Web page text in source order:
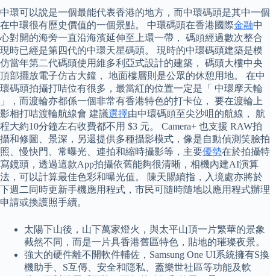
中環可以說是一個最能代表香港的地方，而中環碼頭是其中一個
在中環很有歷史價值的一個景點。 中環碼頭在香港國際金融中
心對開的海旁一直沿海濱延伸至上環一帶， 碼頭經過數次整合
現時已經是第四代的中環天星碼頭。 現時的中環碼頭建築是模
仿當年第二代碼頭使用維多利亞式設計的建築， 碼頭大樓中央
頂部擺放電子仿古大鐘， 地面樓層則是公眾的休憩用地。 在中
環碼頭拍攝打咭位有很多，最當紅的位置一定是「 中環摩天輪
」，而渡輪亦都係一個非常有香港特色的打卡位， 要在渡輪上
影相打咭渡輪航線會 建議選擇由中環碼頭至尖沙咀的航線， 航
程大約10分鐘左右收費都不用 $3 元。 Camera+ 也支援 RAW拍
攝和修圖、景深，另還提供多種攝影模式，像是自動偵測笑臉拍
照、慢快門、常曝光、連拍和縮時攝影等，主要優勢在於拍攝特
寫鏡頭，透過這款App拍攝依舊能夠很清晰，相機內建AI演算
法，可以計算最佳色彩和曝光值。 陳天賜續指，入境處亦將於
下週二同時更新手機應用程式，市民可隨時隨地以應用程式辦理
申請或換護照手續。
太陽下山後，山下萬家燈火，與太平山頂一片繁華的景象
截然不同，而是一片具香港舊區特色，貼地的璀璨夜景。
強大的硬件離不開軟件輔佐，Samsung One UI系統擁有S換
機助手、S互傳、安全和隱私、蓋樂世社區等功能及軟